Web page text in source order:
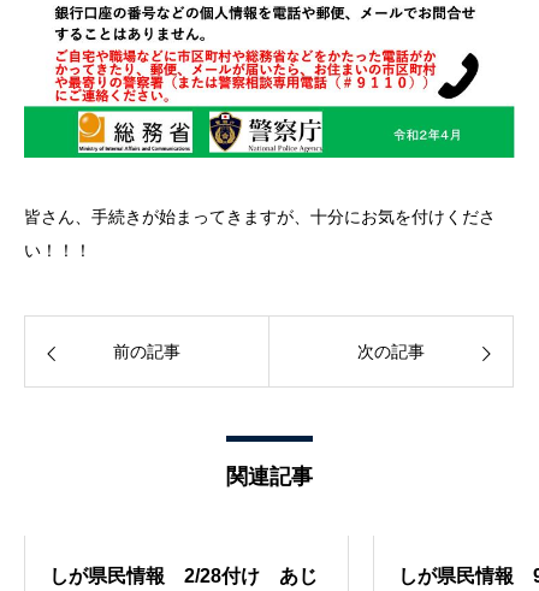
皆さん、手続きが始まってきますが、十分にお気を付けくださ
い！！！
前の記事 次の記事
関連記事
しが県民情報 2/28付け あじ
しが県民情報